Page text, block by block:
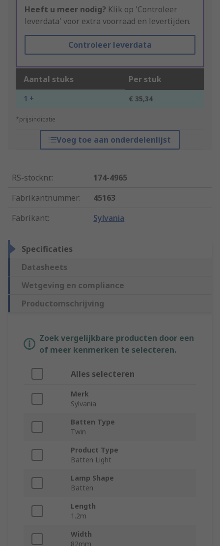
Heeft u meer nodig? Klik op 'Controleer
leverdata' voor extra voorraad en levertijden.
Controleer leverdata
Aantal stuks Per stuk
1 + € 35,34
*prijsindicatie
Voeg toe aan onderdelenlijst
RS-stocknr.:
174-4965
Fabrikantnummer:
45163
Fabrikant: Sylvania
Specificaties
Datasheets
Wetgeving en compliance
Productomschrijving
Zoek vergelijkbare producten door een
of meer kenmerken te selecteren.
Alles selecteren
Merk
Sylvania
Batten Type
Twin
Product Type
Batten Light
Lamp Shape
Batten
Length
1.2m
Width
82mm